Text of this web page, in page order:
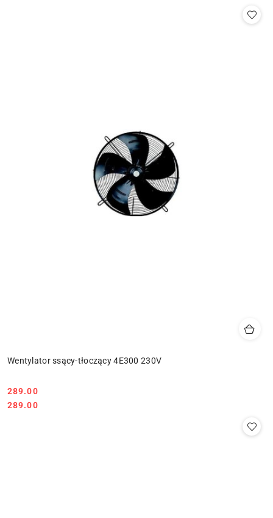
Wentylator ssący-tłoczący 4E300 230V
Cena:
289.00
Cena:
289.00